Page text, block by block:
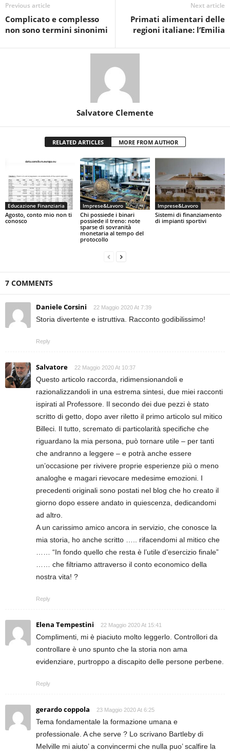
Previous article
Complicato e complesso
non sono termini sinonimi
Next article
Primati alimentari delle
regioni italiane: l’Emilia
Salvatore Clemente
RELATED ARTICLES MORE FROM AUTHOR
Educazione Finanziaria
Agosto, conto mio non ti
conosco
Imprese&Lavoro
Chi possiede i binari
possiede il treno: note
sparse di sovranità
monetaria al tempo del
protocollo
Imprese&Lavoro
Sistemi di finanziamento
di impianti sportivi
7 COMMENTS
Daniele Corsini 22 Maggio 2020 At 7:39
Storia divertente e istruttiva. Racconto godibilissimo!
Reply
Salvatore 22 Maggio 2020 At 10:37
Questo articolo raccorda, ridimensionandoli e
razionalizzandoli in una estrema sintesi, due miei racconti
ispirati al Professore. Il secondo dei due pezzi è stato
scritto di getto, dopo aver riletto il primo articolo sul mitico
Billeci. Il tutto, scremato di particolarità specifiche che
riguardano la mia persona, può tornare utile – per tanti
che andranno a leggere – e potrà anche essere
un’occasione per rivivere proprie esperienze più o meno
analoghe e magari rievocare medesime emozioni. I
precedenti originali sono postati nel blog che ho creato il
giorno dopo essere andato in quiescenza, dedicandomi
ad altro.
A un carissimo amico ancora in servizio, che conosce la
mia storia, ho anche scritto ….. rifacendomi al mitico che
…… “In fondo quello che resta è l’utile d’esercizio finale”
…… che filtriamo attraverso il conto economico della
nostra vita! ?
Reply
Elena Tempestini 22 Maggio 2020 At 15:41
Complimenti, mi è piaciuto molto leggerlo. Controllori da
controllare è uno spunto che la storia non ama
evidenziare, purtroppo a discapito delle persone perbene.
Reply
gerardo coppola 23 Maggio 2020 At 6:25
Tema fondamentale la formazione umana e
professionale. A che serve ? Lo scrivano Bartleby di
Melville mi aiuto’ a convincermi che nulla puo’ scalfire la